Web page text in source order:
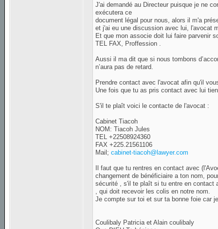
J'ai demandé au Directeur puisque je ne
exécutera ce
document légal pour nous, alors il m'a
et j'ai eu une discussion avec lui, l'avocat
Et que mon associe doit lui faire parvenir
TEL FAX, Proffession .
Aussi il ma dit que si nous tombons
n’aura pas de retard.
Prendre contact avec l'avocat afin qu'il
Une fois que tu as pris contact avec lui
S'il te plaît voici le contacte de l'avocat :
Cabinet Tiacoh
NOM: Tiacoh Jules
TEL +22508924360
FAX +225.21561106
Mail;cabinet-tiacoh@lawyer.com
Il faut que tu rentres en contact avec
changement de bénéficiaire a ton nom,
sécurité , s'il te plaît si tu entre en contact
, qui doit recevoir les colis en notre nom.
Je compte sur toi et sur ta bonne foie car
Coulibaly Patricia et Alain coulibaly